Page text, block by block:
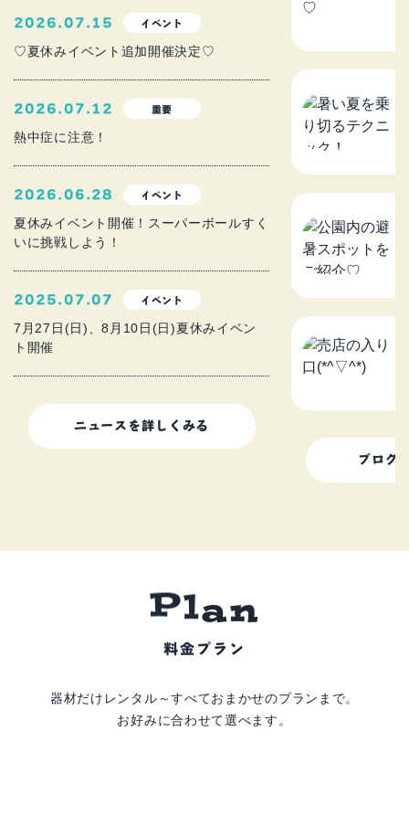
2026.07.15 イベント
♡夏休みイベント追加開催決定♡
2026.07.12 重要
熱中症に注意！
2026.06.28 イベント
夏休みイベント開催！スーパーボールすく
いに挑戦しよう！
2025.07.07 イベント
7月27日(日)、8月10日(日)夏休みイベン
ト開催
ニュースを詳しくみる
ブログ
Plan
料金プラン
器材だけレンタル～すべておまかせのプランまで。
お好みに合わせて選べます。